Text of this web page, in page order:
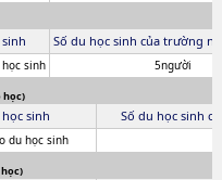
Số du học sinh của trường
sinh 5người
học)
sinh Số du học sinh
du học sinh